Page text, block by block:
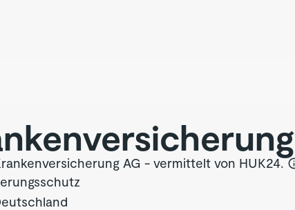
AG - vermittelt von HUK24.